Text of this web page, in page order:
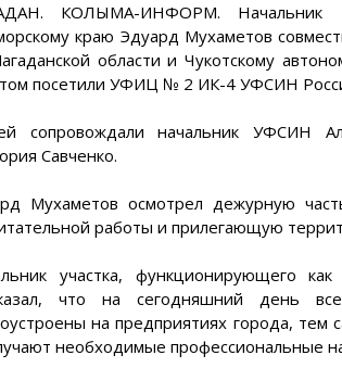
КОЛЫМА-ИНФОРМ. Начальник
краю Эдуард Мухаметов
области и Чукотскому
посетили УФИЦ № 2 ИК-4 УФСИН
сопровождали начальник УФСИН
Савченко.
Мухаметов осмотрел дежурную
работы и прилегающую
участка, функционирующего
что на сегодняшний день
на предприятиях города, тем
необходимые профессиональные